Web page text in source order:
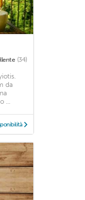
(34)
da
...